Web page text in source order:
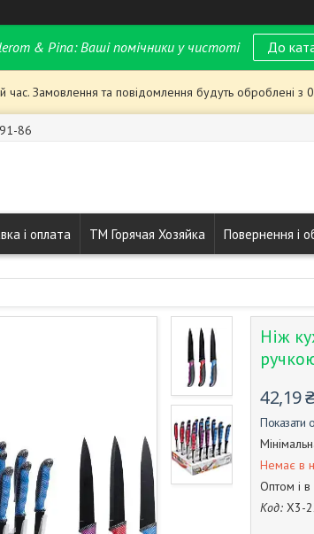
& Pina: Ваші помічники у чистоті До
час. Замовлення та повідомлення будуть оброблені з
86
і оплата ТМ Горячая Хозяйка Повернення і
Ніж
42,19 ₴
Показати
Немає в
Оптом і в
Код: X3-